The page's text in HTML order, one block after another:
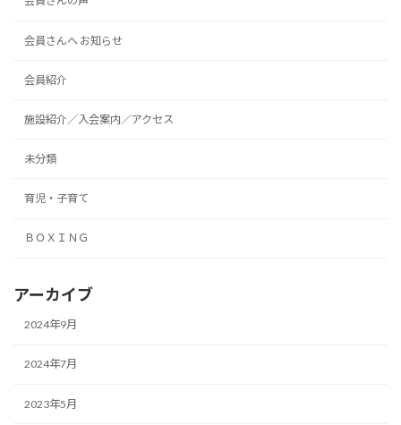
会員さんへ お知らせ
会員紹介
施設紹介／入会案内／アクセス
未分類
育児・子育て
ＢＯＸＩＮＧ
アーカイブ
2024年9月
2024年7月
2023年5月